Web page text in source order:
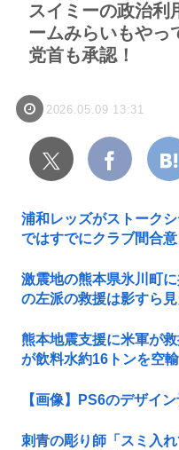
スイミーの政治利
ームみらいもやっ
党首も承認！
2026.05.09 13:31
浦和レッズがストーク
ではすでにクラブ間合
激震地の熊本県氷川町
の左派の救援は影すら
熊本地震支援に米軍が
が飲料水約16トンを空輸
【画像】PS6のデザイ
刺青の彫り師「スミ入